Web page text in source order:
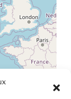
|© OpenStreetMap